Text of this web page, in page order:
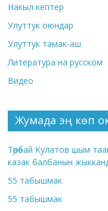
Накыл кептер
Улуттук оюндар
Улуттук тамак-аш
Литература на русском
Видео
Жумада эң көп
Төрөбай Кулатов шым
казак балбанын
55 табышмак
55 табышмак